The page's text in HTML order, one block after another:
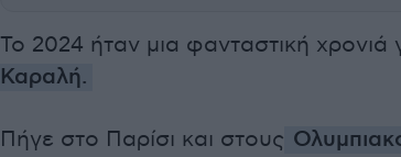
Το 2024 ήταν μια φανταστική χρονιά
Καραλή.
Πήγε στο Παρίσι και στους